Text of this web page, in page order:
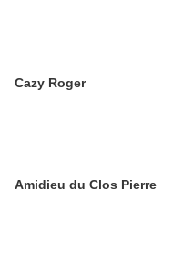
Cazy Roger
Amidieu du Clos Pierre